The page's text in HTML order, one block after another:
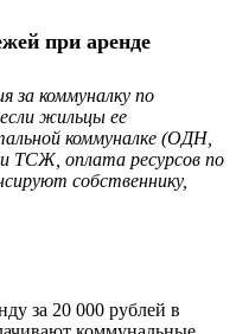
при аренде
за коммуналку по
жильцы ее
коммуналке (ОДН,
ТСЖ, оплата ресурсов по
собственнику,
за 20 000 рублей в